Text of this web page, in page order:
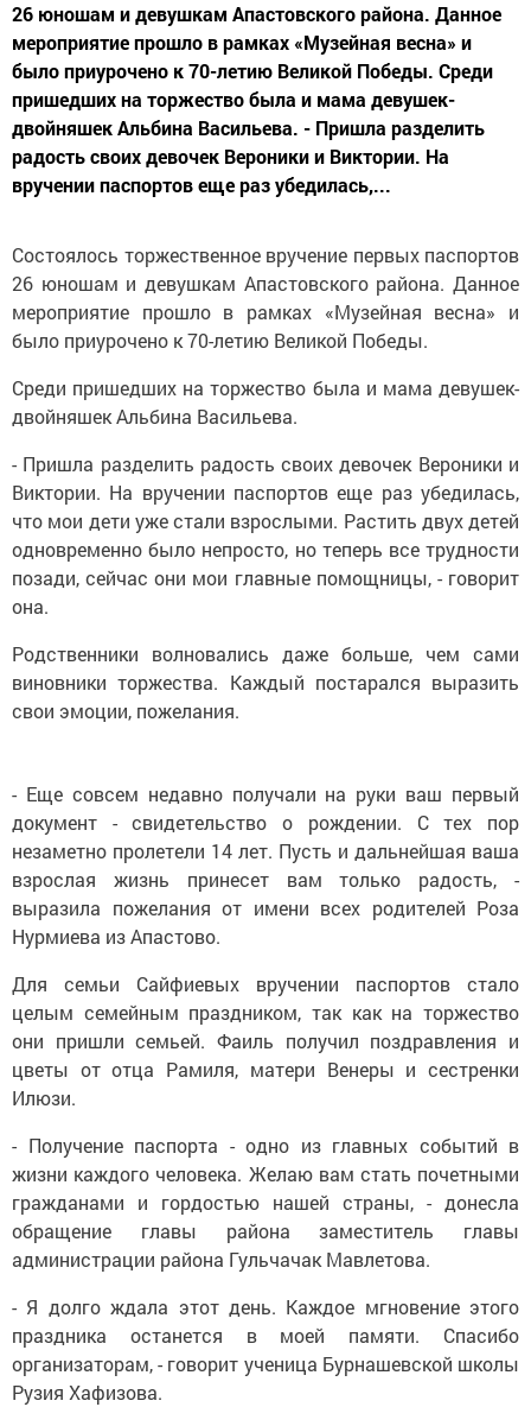
26 юношам и девушкам Апастовского района. Данное
мероприятие прошло в рамках «Музейная весна» и
было приурочено к 70-летию Великой Победы. Среди
пришедших на торжество была и мама девушек-
двойняшек Альбина Васильева. - Пришла разделить
радость своих девочек Вероники и Виктории. На
вручении паспортов еще раз убедилась,...
Состоялось торжественное вручение первых паспортов
26 юношам и девушкам Апастовского района. Данное
мероприятие прошло в рамках «Музейная весна» и
было приурочено к 70-летию Великой Победы.
Среди пришедших на торжество была и мама девушек-
двойняшек Альбина Васильева.
- Пришла разделить радость своих девочек Вероники и
Виктории. На вручении паспортов еще раз убедилась,
что мои дети уже стали взрослыми. Растить двух детей
одновременно было непросто, но теперь все трудности
позади, сейчас они мои главные помощницы, - говорит
она.
Родственники волновались даже больше, чем сами
виновники торжества. Каждый постарался выразить
свои эмоции, пожелания.
- Еще совсем недавно получали на руки ваш первый
документ - свидетельство о рождении. С тех пор
незаметно пролетели 14 лет. Пусть и дальнейшая ваша
взрослая жизнь принесет вам только радость, -
выразила пожелания от имени всех родителей Роза
Нурмиева из Апастово.
Для семьи Сайфиевых вручении паспортов стало
целым семейным праздником, так как на торжество
они пришли семьей. Фаиль получил поздравления и
цветы от отца Рамиля, матери Венеры и сестренки
Илюзи.
- Получение паспорта - одно из главных событий в
жизни каждого человека. Желаю вам стать почетными
гражданами и гордостью нашей страны, - донесла
обращение главы района заместитель главы
администрации района Гульчачак Мавлетова.
- Я долго ждала этот день. Каждое мгновение этого
праздника останется в моей памяти. Спасибо
организаторам, - говорит ученица Бурнашевской школы
Рузия Хафизова.